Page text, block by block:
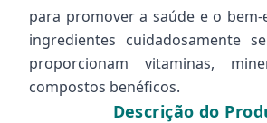
para promover a saúde e o
ingredientes cuidadosamente
proporcionam vitaminas,
compostos benéficos.
Descrição do